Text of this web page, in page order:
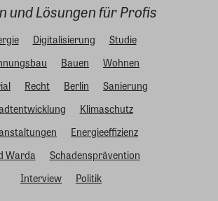
und Lösungen für Profis
Digitalisierung
Studie
Bauen
Wohnen
Recht Berlin
Sanierung
Klimaschutz
Energieeffizienz
Warda
Schadensprävention
Interview
Politik